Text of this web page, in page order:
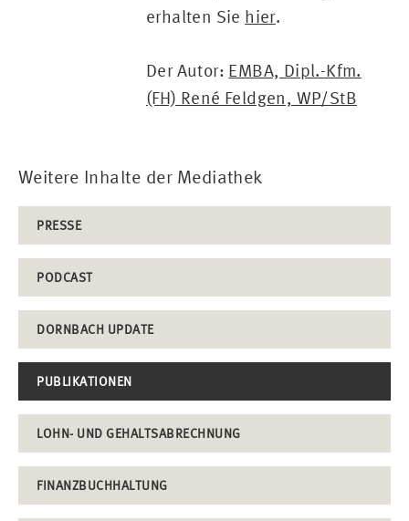
erhalten Sie hier.
Der Autor: EMBA, Dipl.-Kfm.
(FH) René Feldgen, WP/StB
Weitere Inhalte der Mediathek
PRESSE
PODCAST
DORNBACH UPDATE
PUBLIKATIONEN
LOHN- UND GEHALTSABRECHNUNG
FINANZBUCHHALTUNG